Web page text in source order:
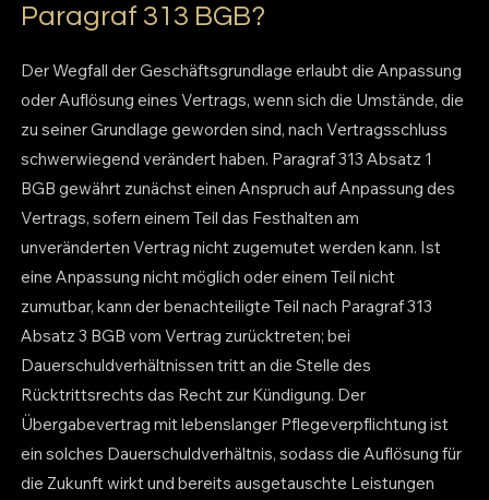
Paragraf 313 BGB?
Der Wegfall der Geschäftsgrundlage erlaubt die Anpassung
oder Auflösung eines Vertrags, wenn sich die Umstände, die
zu seiner Grundlage geworden sind, nach Vertragsschluss
schwerwiegend verändert haben. Paragraf 313 Absatz 1
BGB gewährt zunächst einen Anspruch auf Anpassung des
Vertrags, sofern einem Teil das Festhalten am
unveränderten Vertrag nicht zugemutet werden kann. Ist
eine Anpassung nicht möglich oder einem Teil nicht
zumutbar, kann der benachteiligte Teil nach Paragraf 313
Absatz 3 BGB vom Vertrag zurücktreten; bei
Dauerschuldverhältnissen tritt an die Stelle des
Rücktrittsrechts das Recht zur Kündigung. Der
Übergabevertrag mit lebenslanger Pflegeverpflichtung ist
ein solches Dauerschuldverhältnis, sodass die Auflösung für
die Zukunft wirkt und bereits ausgetauschte Leistungen